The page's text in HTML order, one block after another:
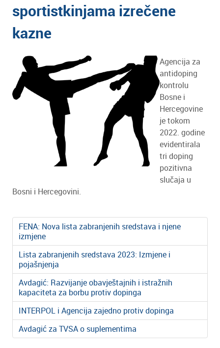
sportistkinjama izrečene
kazne
Agencija za
antidoping
kontrolu
Bosne i
Hercegovine
je tokom
2022. godine
evidentirala
tri doping
pozitivna
slučaja u
Bosni i Hercegovini.
FENA: Nova lista zabranjenih sredstava i njene
izmjene
Lista zabranjenih sredstava 2023: Izmjene i
pojašnjenja
Avdagić: Razvijanje obavještajnih i istražnih
kapaciteta za borbu protiv dopinga
INTERPOL i Agencija zajedno protiv dopinga
Avdagić za TVSA o suplementima